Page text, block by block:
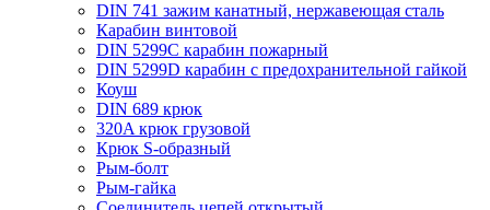
DIN 741 зажим канатный, нержавеющая сталь
Карабин винтовой
DIN 5299C карабин пожарный
DIN 5299D карабин с предохранительной гайкой
Коуш
DIN 689 крюк
320A крюк грузовой
Крюк S-образный
Рым-болт
Рым-гайка